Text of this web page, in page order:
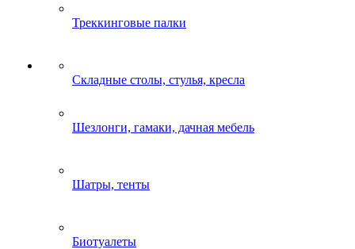
Треккинговые палки
Складные столы, стулья, кресла
Шезлонги, гамаки, дачная мебель
Шатры, тенты
Биотуалеты